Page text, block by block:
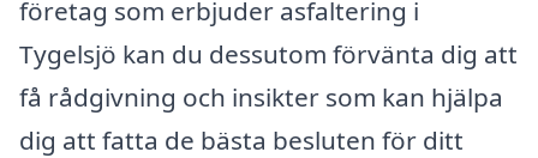
företag som erbjuder asfaltering i
Tygelsjö kan du dessutom förvänta dig att
få rådgivning och insikter som kan hjälpa
dig att fatta de bästa besluten för ditt